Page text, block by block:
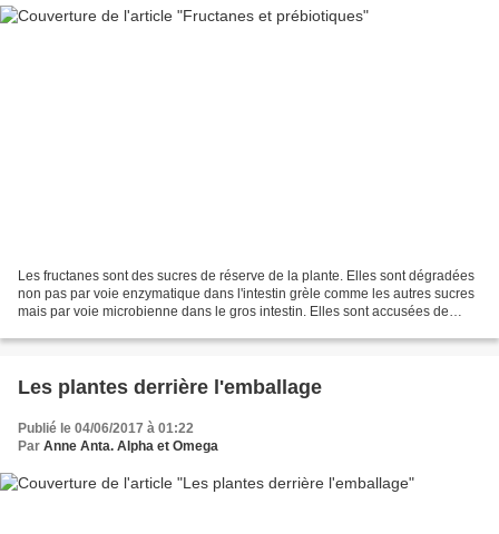
Les fructanes sont des sucres de réserve de la plante. Elles sont dégradées
non pas par voie enzymatique dans l'intestin grèle comme les autres sucres
mais par voie microbienne dans le gros intestin. Elles sont accusées de
Les plantes derrière l'emballage
Publié le 04/06/2017 à 01:22
Par Anne Anta. Alpha et Omega